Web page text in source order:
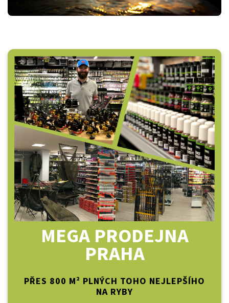
MEGA PRODEJNA
PRAHA
PŘES 800 M² PLNÝCH TOHO NEJLEPŠÍHO
NA RYBY